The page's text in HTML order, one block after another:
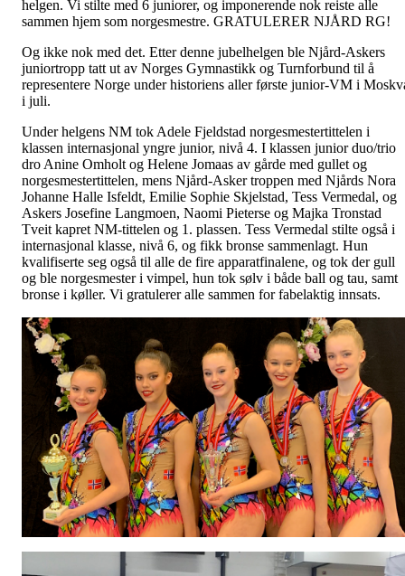
helgen. Vi stilte med 6 juniorer, og imponerende nok reiste alle
sammen hjem som norgesmestre. GRATULERER NJÅRD RG!
Og ikke nok med det. Etter denne jubelhelgen ble Njård-Askers
juniortropp tatt ut av Norges Gymnastikk og Turnforbund til å
representere Norge under historiens aller første junior-VM i
i juli.
Under helgens NM tok Adele Fjeldstad norgesmestertittelen i
klassen internasjonal yngre junior, nivå 4. I klassen junior duo/trio
dro Anine Omholt og Helene Jomaas av gårde med gullet og
norgesmestertittelen, mens Njård-Asker troppen med Njårds Nora
Johanne Halle Isfeldt, Emilie Sophie Skjelstad, Tess Vermedal, og
Askers Josefine Langmoen, Naomi Pieterse og Majka Tronstad
Tveit kapret NM-tittelen og 1. plassen. Tess Vermedal stilte også i
internasjonal klasse, nivå 6, og fikk bronse sammenlagt. Hun
kvalifiserte seg også til alle de fire apparatfinalene, og tok der gull
og ble norgesmester i vimpel, hun tok sølv i både ball og tau, samt
bronse i køller. Vi gratulerer alle sammen for fabelaktig innsats.